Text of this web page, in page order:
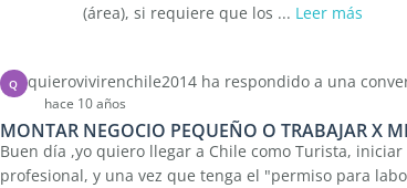
(área), si requiere que los ... Leer más
Q quierovivirenchile2014 ha respondido a una
hace 10 años
MONTAR NEGOCIO PEQUEÑO O TRABAJAR X
Buen día ,yo quiero llegar a Chile como Turista,
profesional, y una vez que tenga el "permiso para